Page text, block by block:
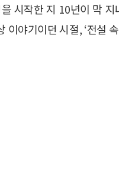
시작한 지 10년이 막 지
야기이던 시절, ‘전설